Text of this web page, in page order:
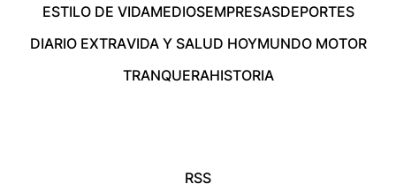
ESTILO DE VIDAMEDIOSEMPRESASDEPORTES
DIARIO EXTRAVIDA Y SALUD HOYMUNDO MOTOR
TRANQUERAHISTORIA
RSS